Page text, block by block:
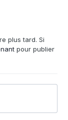
plus tard. Si
pour publier